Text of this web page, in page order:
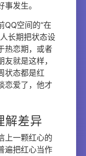
发生。
QQ空间的“在
长期把状态设
热恋期，或者
就是这样，
状态都是红
恋爱了，他才
解差异
上一颗红心的
遍把红心当作